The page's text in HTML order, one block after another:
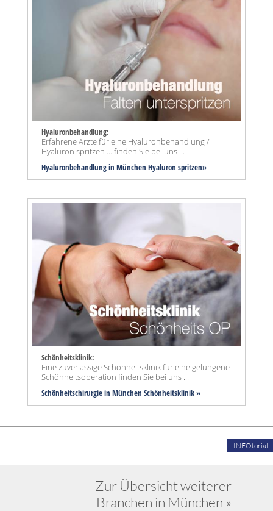
Hyaluronbehandlung:
Erfahrene Ärzte für eine Hyaluronbehandlung /
Hyaluron spritzen ... finden Sie bei uns ...
Hyaluronbehandlung in München Hyaluron spritzen»
Schönheitsklinik:
Eine zuverlässige Schönheitsklinik für eine gelungene
Schönheitsoperation finden Sie bei uns ...
Schönheitschirurgie in München Schönheitsklinik »
INFOtorial
Zur Übersicht weiterer
Branchen in München »